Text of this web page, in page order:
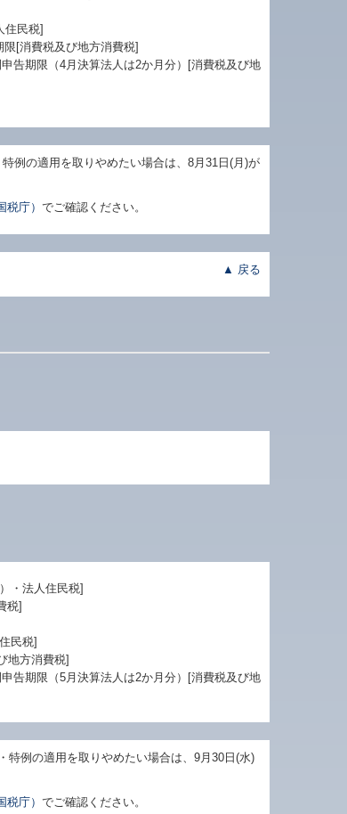
住民税]
[消費税及び地方消費税]
告期限（4月決算法人は2か月分）[消費税及び地
例の適用を取りやめたい場合は、8月31日(月)が
庁） でご確認ください。
▲ 戻る
・法人住民税]
税]
民税]
地方消費税]
告期限（5月決算法人は2か月分）[消費税及び地
特例の適用を取りやめたい場合は、9月30日(水)
庁） でご確認ください。